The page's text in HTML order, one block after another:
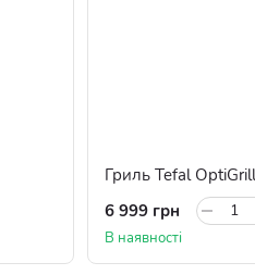
Гриль Tefal
6 999 грн
В наявності